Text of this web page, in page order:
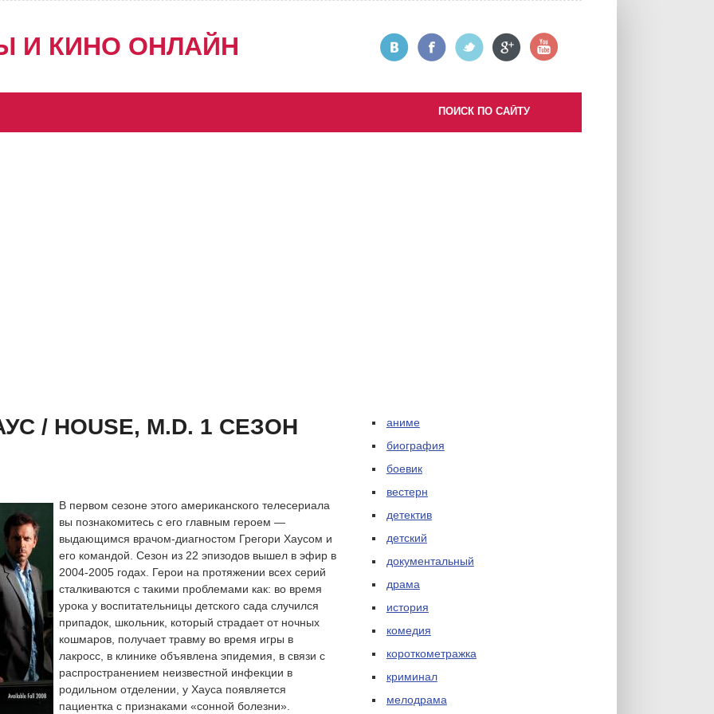
И КИНО ОНЛАЙН
/ HOUSE, M.D. 1 СЕЗОН
В первом сезоне этого американского телесериала
вы познакомитесь с его главным героем —
выдающимся врачом-диагностом Грегори Хаусом и
его командой. Сезон из 22 эпизодов вышел в эфир в
2004-2005 годах. Герои на протяжении всех серий
сталкиваются с такими проблемами как: во время
урока у воспитательницы детского сада случился
припадок, школьник, который страдает от ночных
кошмаров, получает травму во время игры в
лакросс, в клинике объявлена эпидемия, в связи с
распространением неизвестной инфекции в
родильном отделении, у Хауса появляется
пациентка с признаками «сонной болезни».
аниме
биография
боевик
вестерн
детектив
детский
документальный
драма
история
комедия
короткометражка
криминал
мелодрама